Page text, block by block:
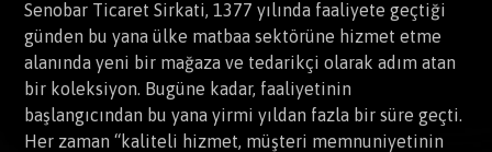
Senobar Ticaret Sirkati, 1377 yılında faaliyete geçtiği
günden bu yana ülke matbaa sektörüne hizmet etme
alanında yeni bir mağaza ve tedarikçi olarak adım atan
bir koleksiyon. Bugüne kadar, faaliyetinin
başlangıcından bu yana yirmi yıldan fazla bir süre geçti.
Her zaman “kaliteli hizmet, müşteri memnuniyetinin